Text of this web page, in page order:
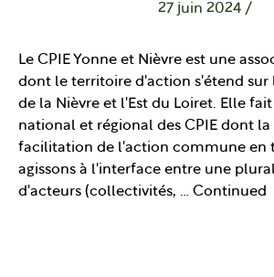
27 juin 2024 /
Le CPIE Yonne et Nièvre est une
dont le territoire d'action s'étend sur
de la Nièvre et l'Est du Loiret. Elle
national et régional des CPIE dont la
facilitation de l'action commune en
agissons à l'interface entre une
d'acteurs (collectivités, … Continued